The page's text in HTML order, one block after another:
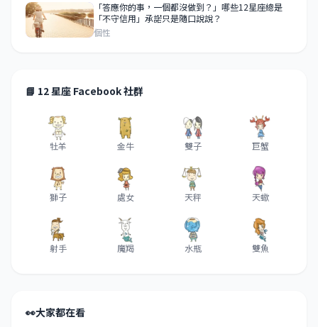
「答應你的事，一個都沒做到？」哪些12星座總是
「不守信用」承諾只是隨口說說？
個性
📘 12 星座 Facebook 社群
牡羊 金牛 雙子 巨蟹
獅子 處女 天秤 天蠍
射手 魔羯 水瓶 雙魚
👀大家都在看